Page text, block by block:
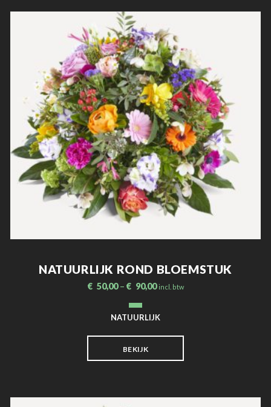
NATUURLIJK ROND BLOEMSTUK
€ 50,00– € 90,00 incl. btw
NATUURLIJK
BEKIJK